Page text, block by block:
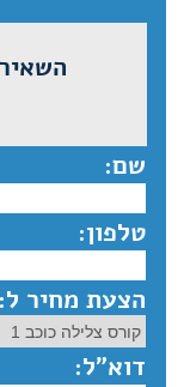
שם:
טלפון:
הצעת מחיר ל:
דוא”ל: